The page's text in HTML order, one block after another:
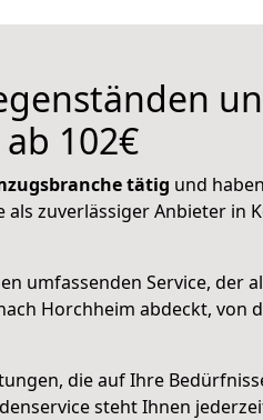
102€
tätig und
zuverlässiger Anbieter in
umfassenden Service, der
Horchheim abdeckt, von
die auf Ihre
steht Ihnen